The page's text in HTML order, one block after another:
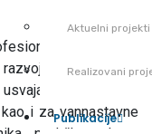
Aktuelni projekti
Realizovani
Publikacije
znanja i
vannastavnih
specifičnih
i za vannastavne